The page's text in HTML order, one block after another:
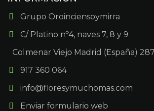
Grupo Oroinciensoymirra
C/ Platino nº4, naves 7, 8 y 9
Colmenar Viejo Madrid (España)
917 360 064
info@floresymuchomas.com
Enviar formulario web